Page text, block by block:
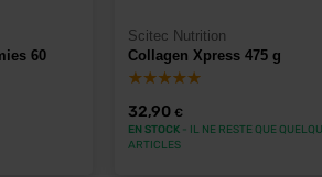
60
Scitec Nutrition
Collagen Xpress 475 g
32,90 €
EN STOCK - IL NE RESTE QUE
ARTICLES